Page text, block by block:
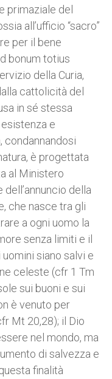
primaziale del
all’ufficio “sacro”
per il bene
bonum totius
della Curia,
cattolicità del
in sé stessa
e
condannandosi
è progettata
al Ministero
della
che nasce tra gli
a ogni uomo la
senza limiti e il
siano salvi e
celeste (cfr 1 Tm
sui buoni e sui
è venuto per
Mt 20,28); il Dio
nel mondo, ma
di salvezza e
finalità